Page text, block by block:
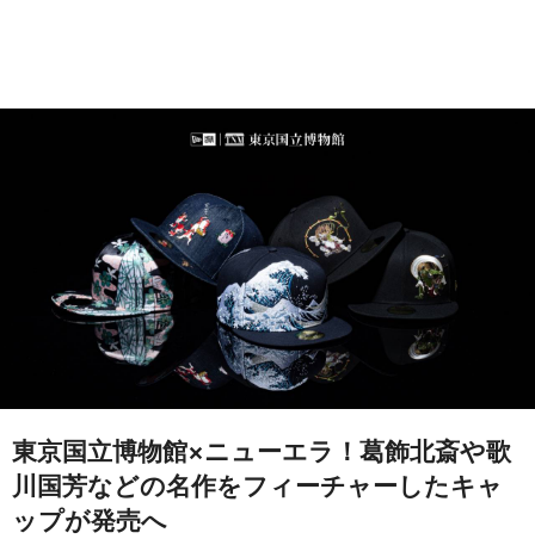
東京国立博物館×ニューエラ！葛飾北斎や歌
川国芳などの名作をフィーチャーしたキャ
ップが発売へ